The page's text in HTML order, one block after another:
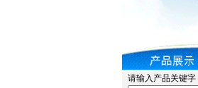
请输入产品关键字